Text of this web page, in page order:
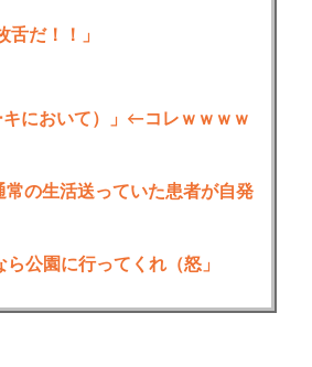
舌だ！！」
において）」←コレｗｗｗｗ
の生活送っていた患者が自発
公園に行ってくれ（怒」